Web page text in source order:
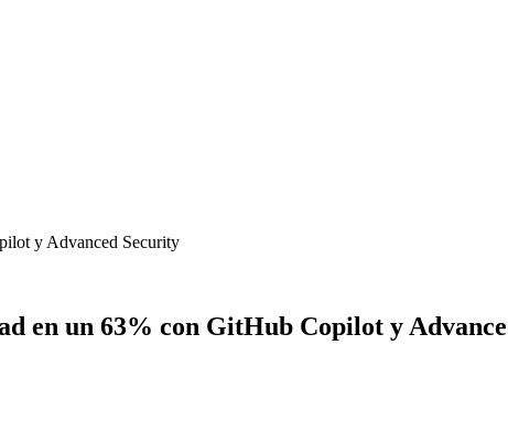
y Advanced Security
en un 63% con GitHub Copilot y